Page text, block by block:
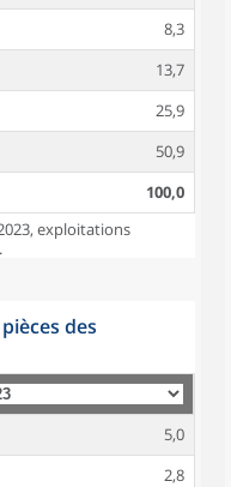
8,3
13,7
25,9
50,9
100,0
exploitations
des
5,0
2,8